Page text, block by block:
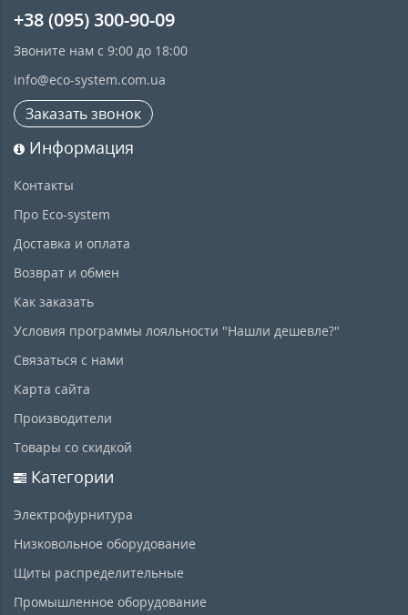
+38 (095) 300-90-09
Звоните нам с 9:00 до 18:00
info@eco-system.com.ua
Заказать звонок
Информация
Контакты
Про Eco-system
Доставка и оплата
Возврат и обмен
Как заказать
Условия программы лояльности "Нашли дешевле?"
Связаться с нами
Карта сайта
Производители
Товары со скидкой
Категории
Электрофурнитура
Низковольное оборудование
Щиты распределительные
Промышленное оборудование